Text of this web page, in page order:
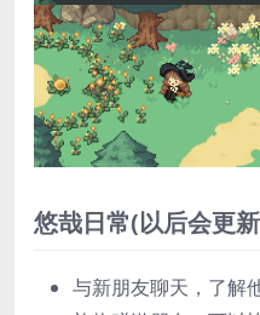
悠哉日常(以后会更
与新朋友聊天，了解